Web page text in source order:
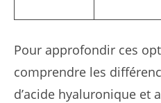
Pour approfondir ces
comprendre les
d’acide hyaluronique et